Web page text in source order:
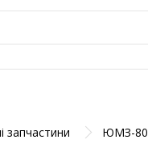
запчастини
ЮМЗ-80